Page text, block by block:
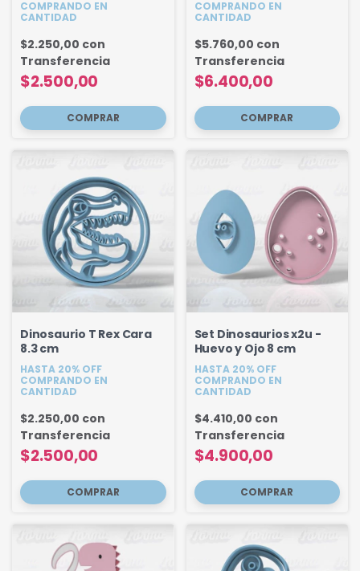
COMPRANDO EN
CANTIDAD
$2.500,00
$2.250,00 con
Transferencia
COMPRANDO EN
CANTIDAD
$6.400,00
$5.760,00 con
Transferencia
Dinosaurio T Rex Cara
8.3 cm
HASTA 20% OFF
COMPRANDO EN
CANTIDAD
$2.500,00
$2.250,00 con
Transferencia
Set Dinosaurios x2u -
Huevo y Ojo 8 cm
HASTA 20% OFF
COMPRANDO EN
CANTIDAD
$4.900,00
$4.410,00 con
Transferencia